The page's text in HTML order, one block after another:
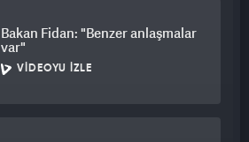
Bakan Fidan: "Benzer anlaşmalar
var"
VIDEOYU İZLE